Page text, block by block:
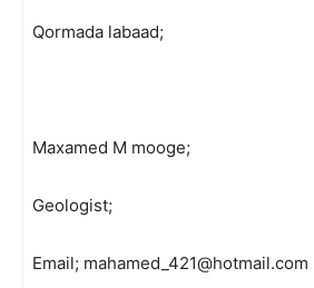
Qormada labaad;
Maxamed M mooge;
Geologist;
Email; mahamed_421@hotmail.com